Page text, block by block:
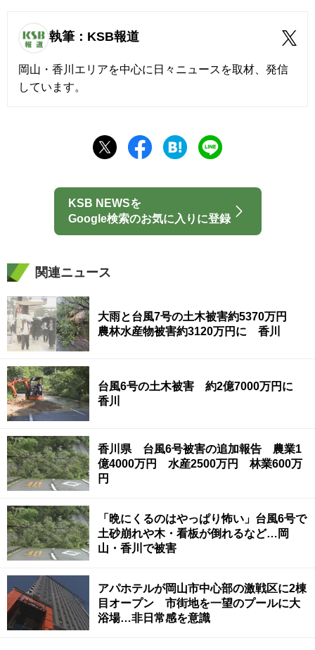
執筆：KSB報道
岡山・香川エリアを中心に日々ニュースを取材、発信
しています。
KSB NEWSを
Google検索のお気に入りに登録
関連ニュース
大雨と台風7号の土木被害約5370万円
農林水産物被害約3120万円に 香川
台風6号の土木被害 約2億7000万円に
香川
香川県 台風6号被害の追加報告 農業1
億4000万円 水産2500万円 林業600万
円
「晩にくるのはやっぱり怖い」台風6号で
土砂崩れや木・看板が倒れるなど…岡
山・香川で被害
アパホテルが岡山市中心部の激戦区に2棟
目オープン 市街地を一望のプールに大
浴場…非日常感を意識